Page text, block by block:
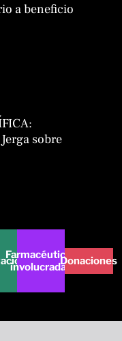
a beneficio
sobre
Farmacéuticas
involucradasDonaciones